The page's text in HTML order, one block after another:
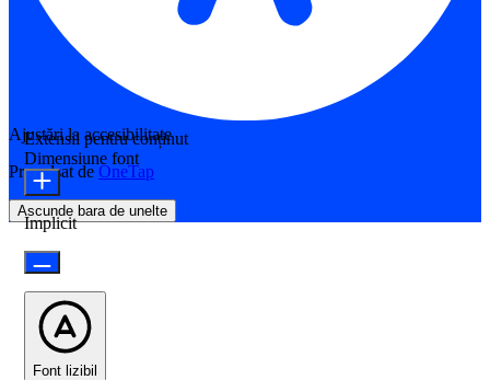
Ajustări la accesibilitate
Propulsat de OneTap
Ascunde bara de unelte
Extensii pentru conținut
Dimensiune font
Implicit
Font lizibil